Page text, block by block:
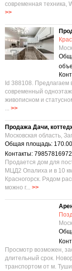
современная техника,
>>
Id 388108.
современный
живописном и
... >>
Продажа Дачи,
Московская область,
Общая площадь:
Контакты: 79857816972
Продается дом для
МЦД2 Опалиха и в 10
Красногорск. Рядом
можно г... >>
Просмотр возможен,
длительный срок.
транспортом от м.